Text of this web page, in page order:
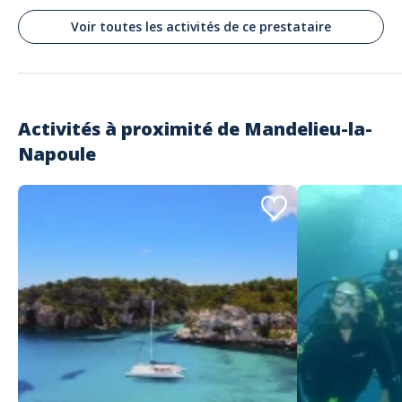
Voir toutes les activités de ce prestataire
Activités à proximité de Mandelieu-la-
Napoule